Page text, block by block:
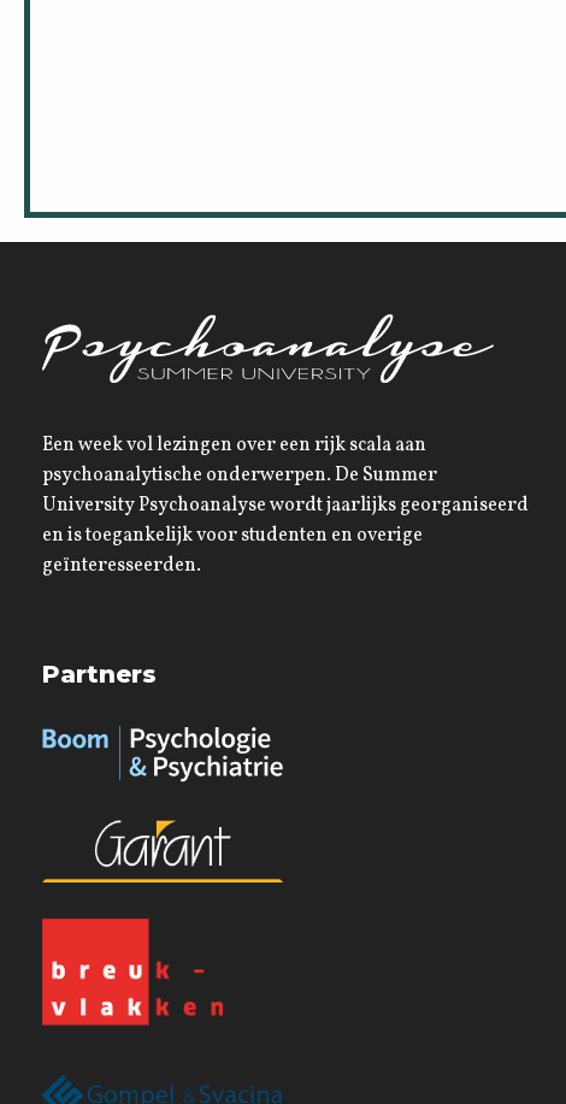
Een week vol lezingen over een rijk scala aan
psychoanalytische onderwerpen. De Summer
University Psychoanalyse wordt jaarlijks georganiseerd
en is toegankelijk voor studenten en overige
geïnteresseerden.
Partners